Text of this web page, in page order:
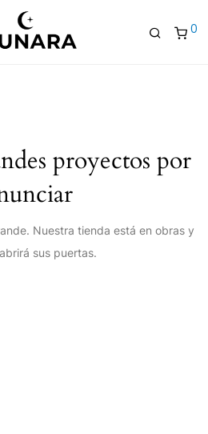
0
proyectos por
Nuestra tienda está en obras y
sus puertas.